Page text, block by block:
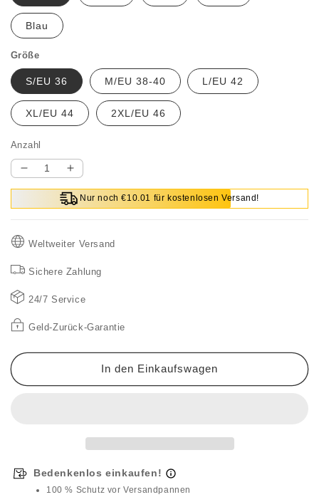
Blau
Größe
S/EU 36 M/EU 38-40 L/EU 42
XL/EU 44 2XL/EU 46
Anzahl
Verringere
die
Menge
Karierte
Langarmhemdjacke
für
Frauen
Erhöhe
die
Menge
Langarmhemdjacke
Frauen
Nur noch €10.01 für kostenlosen Versand!
Weltweiter Versand
Sichere Zahlung
24/7 Service
Geld-Zurück-Garantie
In den Einkaufswagen
Bedenkenlos einkaufen!
100 % Schutz vor Versandpannen